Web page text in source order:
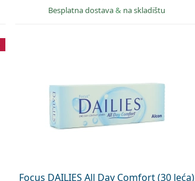
Besplatna dostava& na skladištu
Focus DAILIES All Day Comfort (30 leća)